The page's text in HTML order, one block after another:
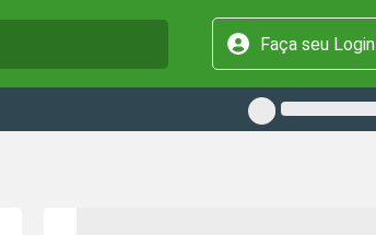
Faça seu Login